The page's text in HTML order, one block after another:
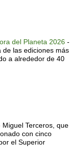
del Planeta 2026 -
de las ediciones más
a alrededor de 40
Miguel Terceros, que
con cinco
el Superior